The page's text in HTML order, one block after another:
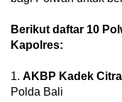
Berikut daftar 10
Kapolres:
1. AKBP Kadek
Polda Bali